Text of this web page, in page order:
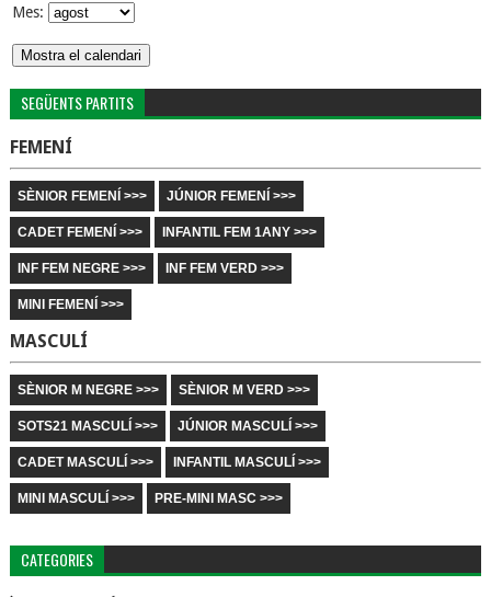
Mes:
SEGÜENTS PARTITS
FEMENÍ
SÈNIOR FEMENÍ >>> JÚNIOR FEMENÍ >>>
CADET FEMENÍ >>> INFANTIL FEM 1ANY >>>
INF FEM NEGRE >>> INF FEM VERD >>>
MINI FEMENÍ >>>
MASCULÍ
SÈNIOR M NEGRE >>> SÈNIOR M VERD >>>
SOTS21 MASCULÍ >>> JÚNIOR MASCULÍ >>>
CADET MASCULÍ >>> INFANTIL MASCULÍ >>>
MINI MASCULÍ >>> PRE-MINI MASC >>>
CATEGORIES